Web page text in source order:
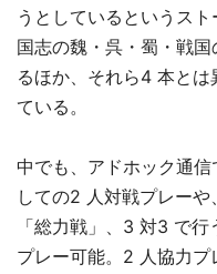
うとしているというス
国志の魏・呉・蜀・戦
るほか、それら4 本と
ている。
中でも、アドホック通
しての2 人対戦プレー
「総力戦」、3 対3 で
プレー可能。2 人協力プ